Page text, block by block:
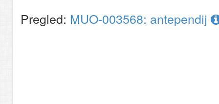
Pregled: MUO-003568: antependij